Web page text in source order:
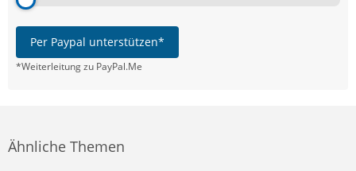
Per Paypal unterstützen*
*Weiterleitung zu PayPal.Me
Ähnliche Themen